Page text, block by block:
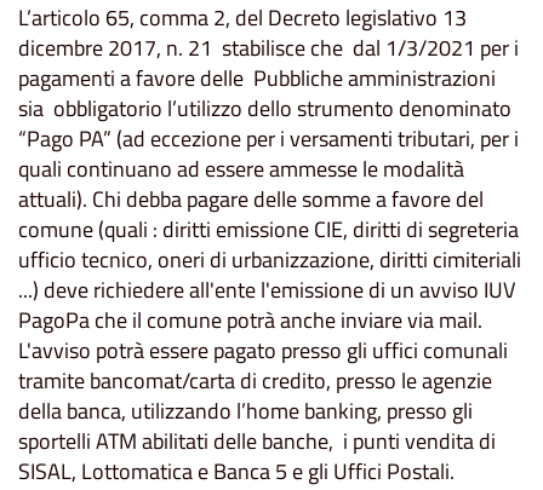
L’articolo 65, comma 2, del Decreto legislativo 13
dicembre 2017, n. 21 stabilisce che dal 1/3/2021 per i
pagamenti a favore delle Pubbliche amministrazioni
sia obbligatorio l’utilizzo dello strumento denominato
“Pago PA” (ad eccezione per i versamenti tributari, per i
quali continuano ad essere ammesse le modalità
attuali). Chi debba pagare delle somme a favore del
comune (quali : diritti emissione CIE, diritti di segreteria
ufficio tecnico, oneri di urbanizzazione, diritti cimiteriali
...) deve richiedere all'ente l'emissione di un avviso IUV
PagoPa che il comune potrà anche inviare via mail.
L'avviso potrà essere pagato presso gli uffici comunali
tramite bancomat/carta di credito, presso le agenzie
della banca, utilizzando l’home banking, presso gli
sportelli ATM abilitati delle banche, i punti vendita di
SISAL, Lottomatica e Banca 5 e gli Uffici Postali.